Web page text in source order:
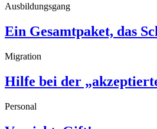
Ausbildungsgang
Ein Gesamtpaket, das
Migration
Hilfe bei der
Personal